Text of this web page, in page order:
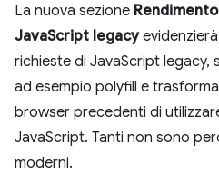
La nuova sezione Rendimento
JavaScript legacy
richieste di JavaScript legacy,
ad esempio polyfill e
browser precedenti di
JavaScript. Tanti non sono
moderni.